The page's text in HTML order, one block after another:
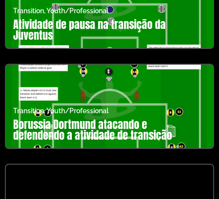
Transition,Youth/Professional
Atividade de pausa na transição da
Juventus
Transition,Youth/Professional
Borussia Dortmund atacando e
defendendo a atividade de transição